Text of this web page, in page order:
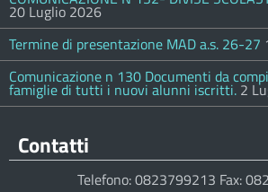
20 Luglio 2026
Termine di presentazione MAD a.s. 26-27
Comunicazione n 130 Documenti da
famiglie di tutti i nuovi alunni iscritti. 2
Contatti
Telefono: 0823799213 Fax: